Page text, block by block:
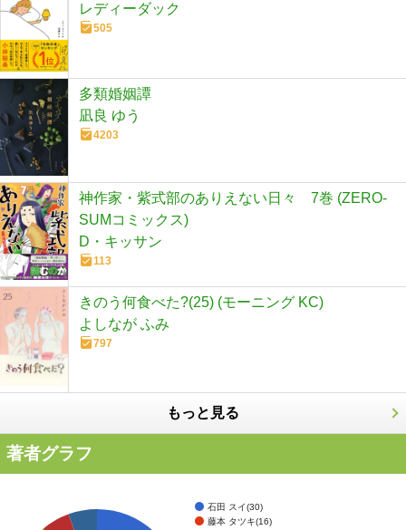
レディーダック
505
多類婚姻譚
凪良 ゆう
4203
神作家・紫式部のありえない日々 7巻 (ZERO-
SUMコミックス)
D・キッサン
113
きのう何食べた?(25) (モーニング KC)
よしなが ふみ
797
もっと見る
著者グラフ
石田 スイ(30)
藤本 タツキ(16)